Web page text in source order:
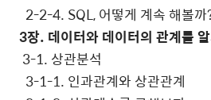
2-2-4. SQL,어떻게 계속 해볼까
3장. 데이터와 데이터의 관계를
3-1. 상관분석
3-1-1. 인과관계와 상관관계